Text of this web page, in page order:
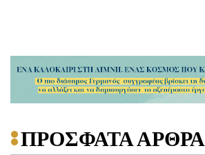
ΠΡΟΣΦΑΤΑ ΑΡΘΡΑ